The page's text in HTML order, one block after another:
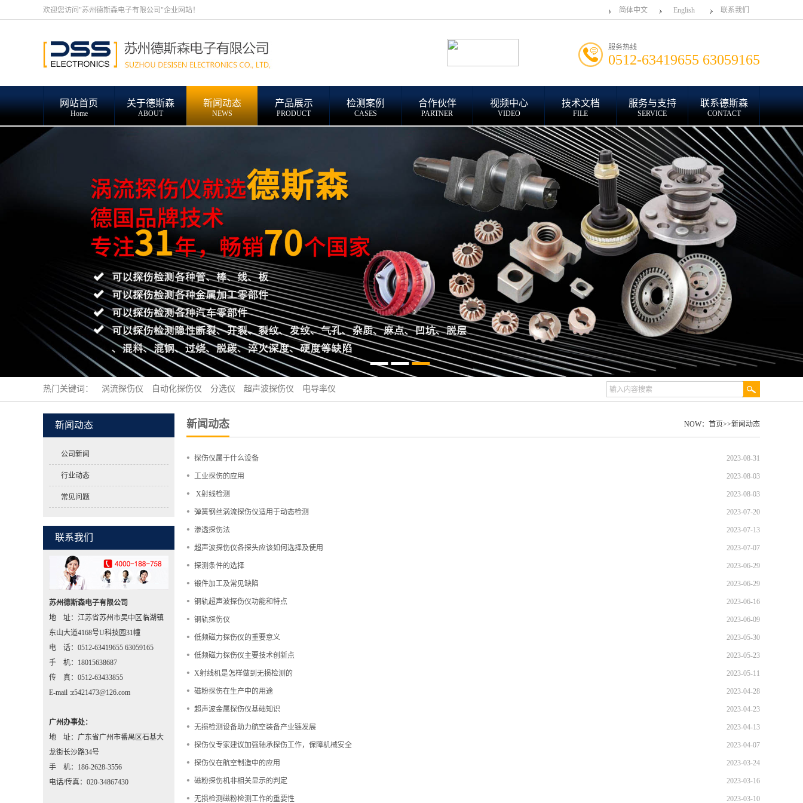
欢迎您访问"苏州德斯森电子有限公司"企业网站！ 简体中文 English 联系我们
服务热线
0512-63419655 63059165
网站首页
Home
关于德斯森
ABOUT
新闻动态
NEWS
产品展示
PRODUCT
检测案例
CASES
合作伙伴
PARTNER
视频中心
VIDEO
技术文档
FILE
服务与支持
SERVICE
联系德斯森
CONTACT
热门关键词： 涡流探伤仪 自动化探伤仪 分选仪 超声波探伤仪 电导率仪
新闻动态
公司新闻
行业动态
常见问题
联系我们
苏州德斯森电子有限公司
地 址：江苏省苏州市吴中区临湖镇
东山大道4168号U科技园31幢
电 话：0512-63419655 63059165
手 机：18015638687
传 真：0512-63433855
E-mail :z5421473@126.com
广州办事处：
地 址：广东省广州市番禺区石基大
龙街长沙路34号
手 机：186-2628-3556
电话/传真：020-34867430
新闻动态 NOW： 首页>>新闻动态
2023-08-31
• 探伤仪属于什么设备
2023-08-03
• 工业探伤的应用
2023-08-03
• X射线检测
2023-07-20
• 弹簧钢丝涡流探伤仪适用于动态检测
2023-07-13
• 渗透探伤法
2023-07-07
• 超声波探伤仪各探头应该如何选择及使用
2023-06-29
• 探测条件的选择
2023-06-29
• 锻件加工及常见缺陷
2023-06-16
• 钢轨超声波探伤仪功能和特点
2023-06-09
• 钢轨探伤仪
2023-05-30
• 低频磁力探伤仪的重要意义
2023-05-23
• 低频磁力探伤仪主要技术创新点
2023-05-11
• X射线机是怎样做到无损检测的
2023-04-28
• 磁粉探伤在生产中的用途
2023-04-23
• 超声波金属探伤仪基础知识
2023-04-13
• 无损检测设备助力航空装备产业链发展
2023-04-07
• 探伤仪专家建议加强轴承探伤工作，保障机械安全
2023-03-24
• 探伤仪在航空制造中的应用
2023-03-16
• 磁粉探伤机非相关显示的判定
2023-03-10
• 无损检测磁粉检测工作的重要性